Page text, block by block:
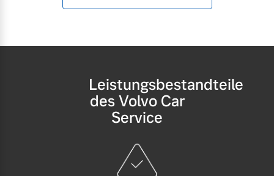
Mehr erfahren
Jetzt kennenlernen
Entdecken Sie unsere
Mehr erfahren
Finanzierung & Leasing
Leistungsbestandteile
des Volvo Car
Service